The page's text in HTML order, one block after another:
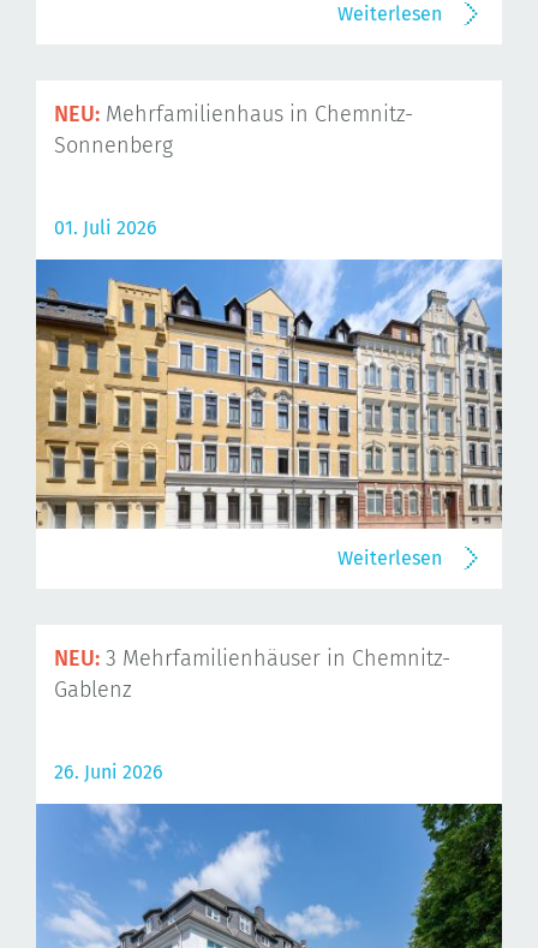
Weiterlesen
NEU: Mehrfamilienhaus in Chemnitz-
Sonnenberg
01. Juli 2026
Weiterlesen
NEU: 3 Mehrfamilienhäuser in Chemnitz-
Gablenz
26. Juni 2026